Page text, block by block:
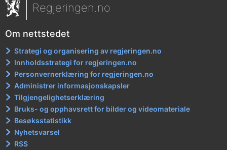
Regjeringen.no
Om nettstedet
Strategi og organisering av regjeringen.no
Innholdsstrategi for regjeringen.no
Personvernerklæring for regjeringen.no
Administrer informasjonskapsler
Tilgjengelighetserklæring
Bruks- og opphavsrett for bilder og videomateriale
Besøksstatistikk
Nyhetsvarsel
RSS